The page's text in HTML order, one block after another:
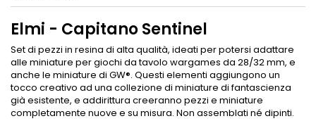
Elmi - Capitano Sentinel
Set di pezzi in resina di alta qualità, ideati per potersi adattare
alle miniature per giochi da tavolo wargames da 28/32 mm, e
anche le miniature di GW®. Questi elementi aggiungono un
tocco creativo ad una collezione di miniature di fantascienza
già esistente, e addirittura creeranno pezzi e miniature
completamente nuove e su misura. Non assemblati né dipinti.